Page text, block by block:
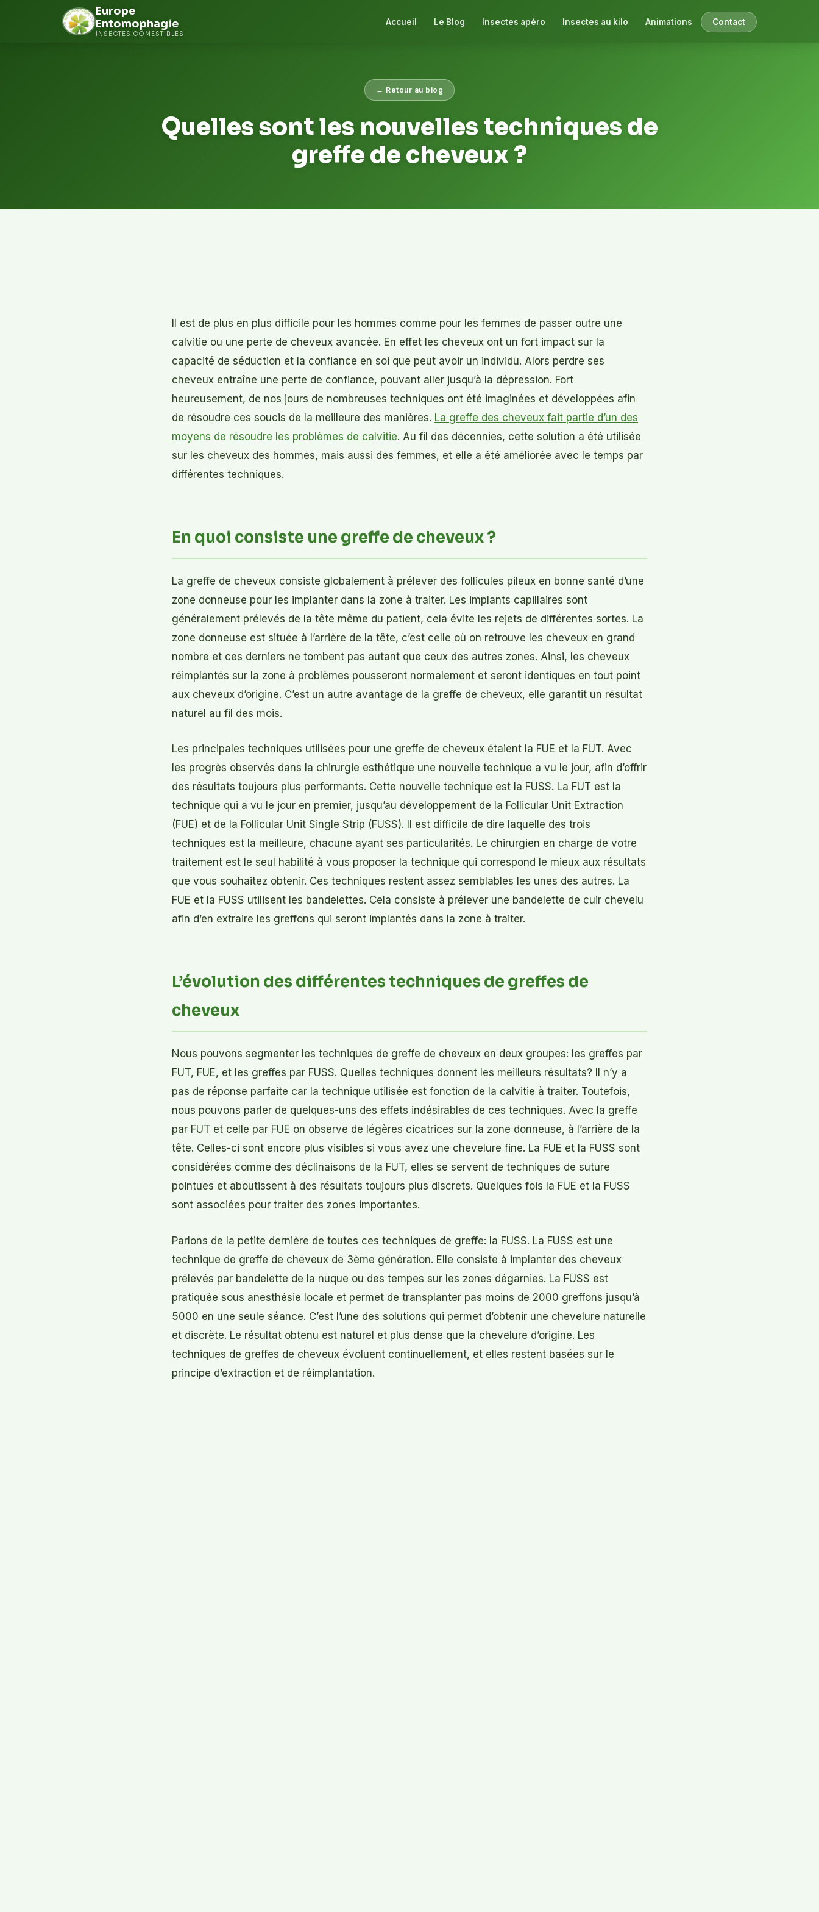
Europe
Entomophagie
INSECTES COMESTIBLES
Accueil Le Blog Insectes apéro Insectes au kilo Animations Contact
← Retour au blog
Quelles sont les nouvelles techniques de
greffe de cheveux ?
Il est de plus en plus difficile pour les hommes comme pour les femmes de passer outre une
calvitie ou une perte de cheveux avancée. En effet les cheveux ont un fort impact sur la
capacité de séduction et la confiance en soi que peut avoir un individu. Alors perdre ses
cheveux entraîne une perte de confiance, pouvant aller jusqu’à la dépression. Fort
heureusement, de nos jours de nombreuses techniques ont été imaginées et développées afin
de résoudre ces soucis de la meilleure des manières. La greffe des cheveux fait partie d’un des
moyens de résoudre les problèmes de calvitie. Au fil des décennies, cette solution a été utilisée
sur les cheveux des hommes, mais aussi des femmes, et elle a été améliorée avec le temps par
différentes techniques.
En quoi consiste une greffe de cheveux ?
La greffe de cheveux consiste globalement à prélever des follicules pileux en bonne santé d’une
zone donneuse pour les implanter dans la zone à traiter. Les implants capillaires sont
généralement prélevés de la tête même du patient, cela évite les rejets de différentes sortes. La
zone donneuse est située à l’arrière de la tête, c’est celle où on retrouve les cheveux en grand
nombre et ces derniers ne tombent pas autant que ceux des autres zones. Ainsi, les cheveux
réimplantés sur la zone à problèmes pousseront normalement et seront identiques en tout point
aux cheveux d’origine. C’est un autre avantage de la greffe de cheveux, elle garantit un résultat
naturel au fil des mois.
Les principales techniques utilisées pour une greffe de cheveux étaient la FUE et la FUT. Avec
les progrès observés dans la chirurgie esthétique une nouvelle technique a vu le jour, afin d’offrir
des résultats toujours plus performants. Cette nouvelle technique est la FUSS. La FUT est la
technique qui a vu le jour en premier, jusqu’au développement de la Follicular Unit Extraction
(FUE) et de la Follicular Unit Single Strip (FUSS). Il est difficile de dire laquelle des trois
techniques est la meilleure, chacune ayant ses particularités. Le chirurgien en charge de votre
traitement est le seul habilité à vous proposer la technique qui correspond le mieux aux résultats
que vous souhaitez obtenir. Ces techniques restent assez semblables les unes des autres. La
FUE et la FUSS utilisent les bandelettes. Cela consiste à prélever une bandelette de cuir chevelu
afin d’en extraire les greffons qui seront implantés dans la zone à traiter.
L’évolution des différentes techniques de greffes de
cheveux
Nous pouvons segmenter les techniques de greffe de cheveux en deux groupes: les greffes par
FUT, FUE, et les greffes par FUSS. Quelles techniques donnent les meilleurs résultats? Il n’y a
pas de réponse parfaite car la technique utilisée est fonction de la calvitie à traiter. Toutefois,
nous pouvons parler de quelques-uns des effets indésirables de ces techniques. Avec la greffe
par FUT et celle par FUE on observe de légères cicatrices sur la zone donneuse, à l’arrière de la
tête. Celles-ci sont encore plus visibles si vous avez une chevelure fine. La FUE et la FUSS sont
considérées comme des déclinaisons de la FUT, elles se servent de techniques de suture
pointues et aboutissent à des résultats toujours plus discrets. Quelques fois la FUE et la FUSS
sont associées pour traiter des zones importantes.
Parlons de la petite dernière de toutes ces techniques de greffe: la FUSS. La FUSS est une
technique de greffe de cheveux de 3ème génération. Elle consiste à implanter des cheveux
prélevés par bandelette de la nuque ou des tempes sur les zones dégarnies. La FUSS est
pratiquée sous anesthésie locale et permet de transplanter pas moins de 2000 greffons jusqu’à
5000 en une seule séance. C’est l’une des solutions qui permet d’obtenir une chevelure naturelle
et discrète. Le résultat obtenu est naturel et plus dense que la chevelure d’origine. Les
techniques de greffes de cheveux évoluent continuellement, et elles restent basées sur le
principe d’extraction et de réimplantation.